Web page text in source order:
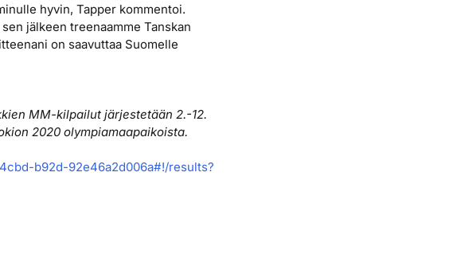
hyvin, Tapper kommentoi.
jälkeen treenaamme Tanskan
on saavuttaa Suomelle
MM-kilpailut järjestetään 2.-12.
2020 olympiamaapaikoista.
4cbd-b92d-92e46a2d006a#!/results?